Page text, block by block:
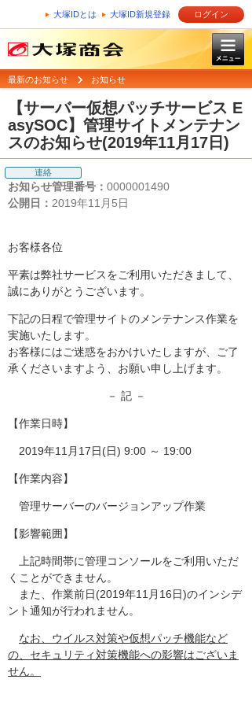
大塚IDとは 大塚ID新規登録 ログイン
最新のお知らせ お知らせ
【サーバー仮想パッチサービス E
asySOC】管理サイトメンテナン
スのお知らせ(2019年11月17日)
連絡
お知らせ管理番号： 0000001490
公開日： 2019年11月5日
お客様各位
平素は弊社サービスをご利用いただきまして、
誠にありがとうございます。
下記の日程で管理サイトのメンテナンス作業を
実施いたします。
お客様にはご迷惑をおかけいたしますが、ご了
承くださいますよう、お願い申し上げます。
－ 記 －
【作業日時】
2019年11月17日(日) 9:00 ～ 19:00
【作業内容】
管理サーバーのバージョンアップ作業
【影響範囲】
上記時間帯に管理コンソールをご利用いただ
くことができません。
また、作業前日(2019年11月16日)のインシデ
ント通知が行われません。
なお、ウイルス対策や仮想パッチ機能など
の、セキュリティ対策機能への影響はございま
せん。